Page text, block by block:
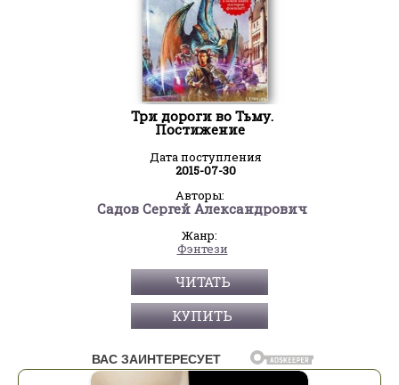
Три дороги во Тьму.
Постижение
Дата поступления
2015-07-30
Авторы:
Садов Сергей Александрович
Жанр:
Фэнтези
ЧИТАТЬ
КУПИТЬ